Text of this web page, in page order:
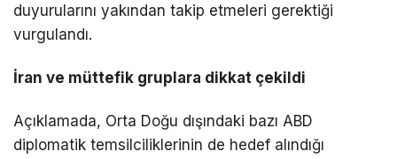
duyurularını yakından takip etmeleri gerektiği
vurgulandı.
İran ve müttefik gruplara dikkat çekildi
Açıklamada, Orta Doğu dışındaki bazı ABD
diplomatik temsilciliklerinin de hedef alındığı